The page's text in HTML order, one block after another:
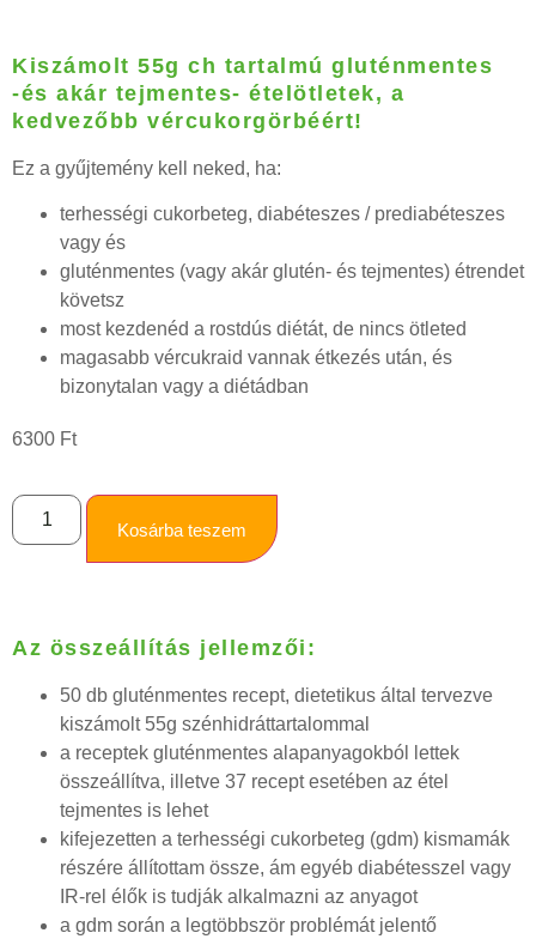
Kiszámolt 55g ch tartalmú gluténmentes
-és akár tejmentes- ételötletek, a
kedvezőbb vércukorgörbéért!
Ez a gyűjtemény kell neked, ha:
terhességi cukorbeteg, diabéteszes / prediabéteszes
vagy és
gluténmentes (vagy akár glutén- és tejmentes) étrendet
követsz
most kezdenéd a rostdús diétát, de nincs ötleted
magasabb vércukraid vannak étkezés után, és
bizonytalan vagy a diétádban
6300 Ft
Kosárba teszem
Az összeállítás jellemzői:
50 db gluténmentes recept, dietetikus által tervezve
kiszámolt 55g szénhidráttartalommal
a receptek gluténmentes alapanyagokból lettek
összeállítva, illetve 37 recept esetében az étel
tejmentes is lehet
kifejezetten a terhességi cukorbeteg (gdm) kismamák
részére állítottam össze, ám egyéb diabétesszel vagy
IR-rel élők is tudják alkalmazni az anyagot
a gdm során a legtöbbször problémát jelentő